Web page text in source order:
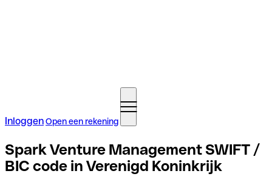
InloggenOpen een rekening
Spark Venture Management SWIFT /
BIC code in Verenigd Koninkrijk